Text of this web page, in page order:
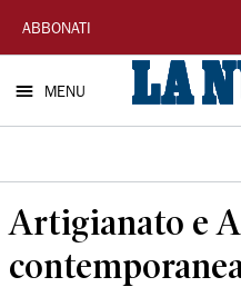
La
Nuova
Sardegna
ABBONATI
MENU
Artigianato e